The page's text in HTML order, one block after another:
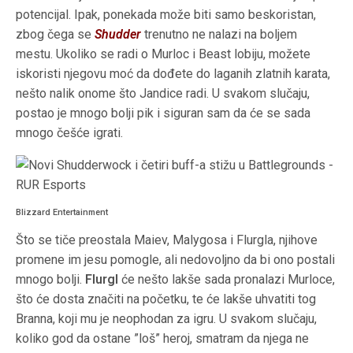
potencijal. Ipak, ponekada može biti samo beskoristan,
zbog čega seShudder trenutno ne nalazi na boljem
mestu. Ukoliko se radi o Murloc i Beast lobiju, možete
iskoristi njegovu moć da dođete do laganih zlatnih karata,
nešto nalik onome što Jandice radi. U svakom slučaju,
postao je mnogo bolji pik i siguran sam da će se sada
mnogo češće igrati.
Blizzard Entertainment
Što se tiče preostala Maiev, Malygosa i Flurgla, njihove
promene im jesu pomogle, ali nedovoljno da bi ono postali
mnogo bolji. Flurgl će nešto lakše sada pronalazi Murloce,
što će dosta značiti na početku, te će lakše uhvatiti tog
Branna, koji mu je neophodan za igru. U svakom slučaju,
koliko god da ostane ”loš” heroj, smatram da njega ne